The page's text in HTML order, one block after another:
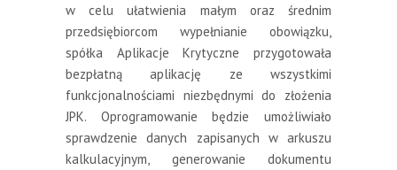
w celu ułatwienia małym oraz średnim
przedsiębiorcom wypełnianie obowiązku,
spółka Aplikacje Krytyczne przygotowała
bezpłatną aplikację ze wszystkimi
funkcjonalnościami niezbędnymi do złożenia
JPK. Oprogramowanie będzie umożliwiało
sprawdzenie danych zapisanych w arkuszu
kalkulacyjnym, generowanie dokumentu